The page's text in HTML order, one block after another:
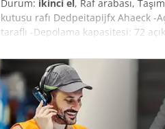
Durum: ikinci el, Raf arabası,
kutusu rafı Dedpeitapijfx Ahaeck -
taraflı -Depolama kapasitesi: 72